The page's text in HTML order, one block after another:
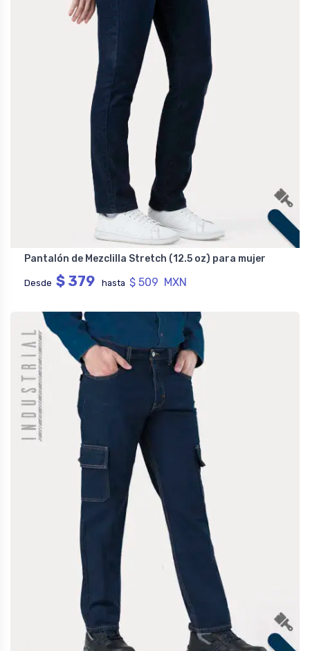
Pantalón de Mezclilla Stretch (12.5 oz) para mujer
Desde $ 379 hasta $ 509 MXN